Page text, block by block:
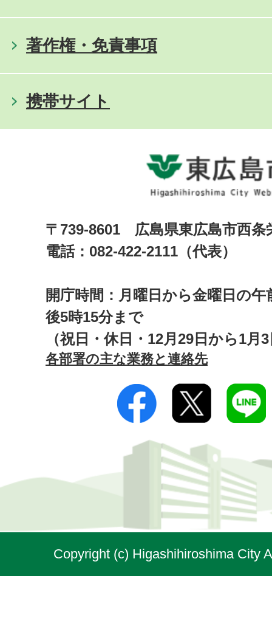
著作権・免責事項
携帯サイト
〒739-8601 広島県東広島市西
電話：082-422-2111（代表）
開庁時間：月曜日から金曜日の午
後5時15分まで
（祝日・休日・12月29日から1月
各部署の主な業務と連絡先
Copyright (c) Higashihiroshima City